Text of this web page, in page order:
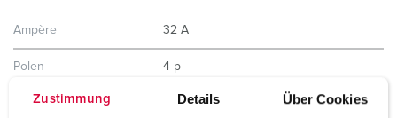
Zustimmung Details Über Cookies
Ampère 32 A
Polen 4 p
Voltage 400 V